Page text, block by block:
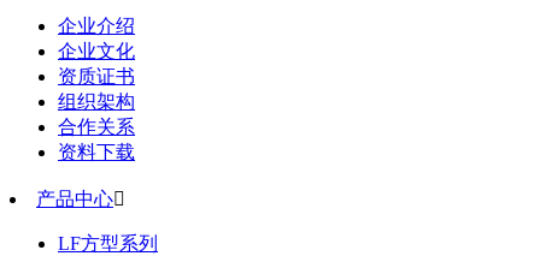
企业介绍
企业文化
资质证书
组织架构
合作关系
资料下载
产品中心
LF方型系列